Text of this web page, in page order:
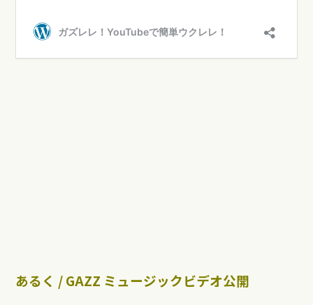
あるく / GAZZ ミュージックビデオ公開